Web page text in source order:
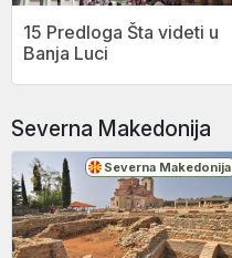
15 Predloga Šta videti u
Banja Luci
Severna Makedonija
Severna Makedonija